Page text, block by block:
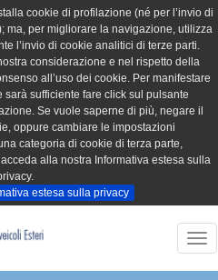
cookie di profilazione (né per l’invio di
ma, per migliorare la navigazione, utilizza
l’invio di cookie analitici di terze parti.
considerazione e nel rispetto della
all’uso dei cookie. Per manifestare
sarà sufficiente fare click sul pulsante
Se vuole saperne di più, negare il
oppure cambiare le impostazioni
categoria di cookie di terza parte,
alla nostra Informativa estesa sulla
estesa sulla privacy